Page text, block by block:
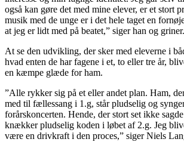
også kan gøre det med mine elever, er et stort
musik med de unge er i det hele taget en
at jeg er lidt med på beatet,” siger han og griner.
At se den udvikling, der sker med eleverne i
hvad enten de har fagene i et, to eller tre år,
en kæmpe glæde for ham.
”Alle rykker sig på et eller andet plan. Ham,
med til fællessang i 1.g, står pludselig og
forårskoncerten. Hende, der stort set ikke
knækker pludselig koden i løbet af 2.g. Jeg
være en drivkraft i den proces,” siger Niels